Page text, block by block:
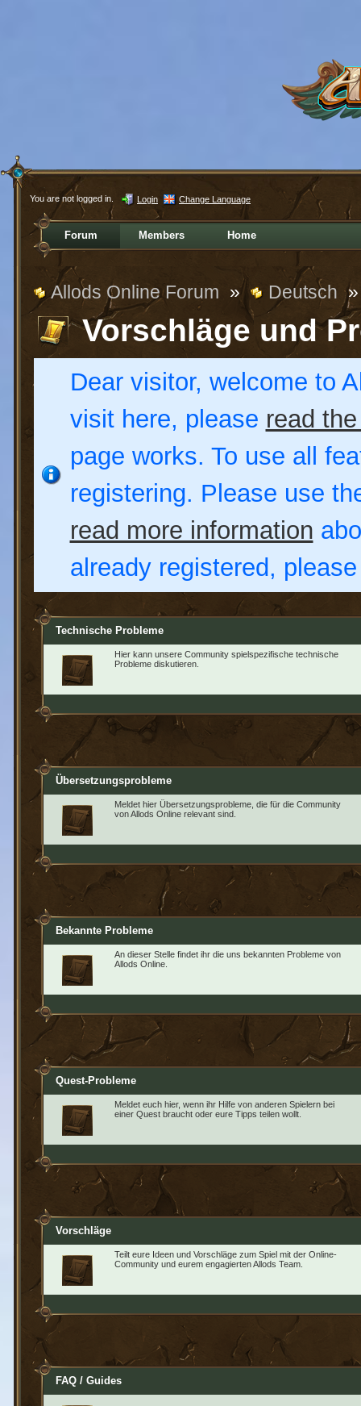
You are not logged in. Login Change Language
Forum Members Home
Allods Online Forum » Deutsch »
Vorschläge und
Dear visitor, welcome to
visit here, please read
page works. To use all
registering. Please use
read more information
already registered,
Technische Probleme
Hier kann unsere Community spielspezifische technische
Probleme diskutieren.
Übersetzungsprobleme
Meldet hier Übersetzungsprobleme, die für die Community
von Allods Online relevant sind.
Bekannte Probleme
An dieser Stelle findet ihr die uns bekannten Probleme von
Allods Online.
Quest-Probleme
Meldet euch hier, wenn ihr Hilfe von anderen Spielern bei
einer Quest braucht oder eure Tipps teilen wollt.
Vorschläge
Teilt eure Ideen und Vorschläge zum Spiel mit der Online-
Community und eurem engagierten Allods Team.
FAQ / Guides